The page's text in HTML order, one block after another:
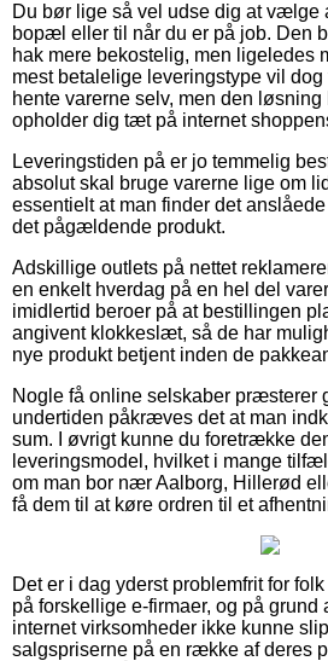
Du bør lige så vel udse dig at vælge
bopæl eller til når du er på job. Den
hak mere bekostelig, men ligeledes
mest betalelige leveringstype vil
hente varerne selv, men den løsning
opholder dig tæt på internet
Leveringstiden på er jo temmelig
absolut skal bruge varerne lige om
essentielt at man finder det
det pågældende produkt.
Adskillige outlets på nettet
en enkelt hverdag på en hel del
imidlertid beroer på at bestillingen
angivent klokkeslæt, så de har
nye produkt betjent inden de
Nogle få online selskaber præsterer
undertiden påkræves det at man
sum. I øvrigt kunne du foretrække
leveringsmodel, hvilket i mange
om man bor nær Aalborg, Hillerød
få dem til at køre ordren til et
Det er i dag yderst problemfrit for
på forskellige e-firmaer, og på grund
internet virksomheder ikke kunne
salgspriserne på en række af deres